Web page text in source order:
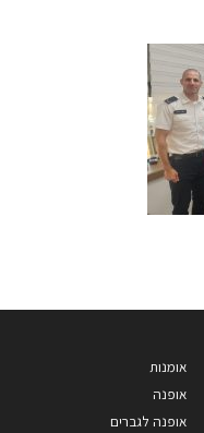
אומנות
אופנה
אופנה לגברים